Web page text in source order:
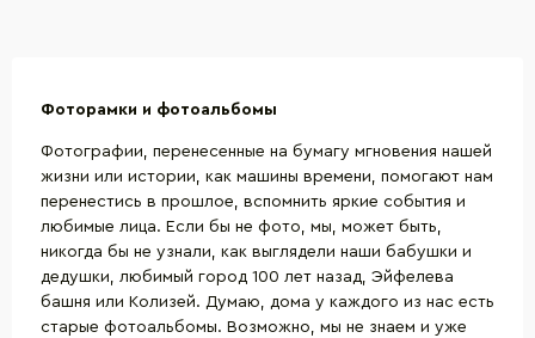
Фоторамки и фотоальбомы
Фотографии, перенесенные на бумагу мгновения нашей
жизни или истории, как машины времени, помогают нам
перенестись в прошлое, вспомнить яркие события и
любимые лица. Если бы не фото, мы, может быть,
никогда бы не узнали, как выглядели наши бабушки и
дедушки, любимый город 100 лет назад, Эйфелева
башня или Колизей. Думаю, дома у каждого из нас есть
старые фотоальбомы. Возможно, мы не знаем и уже